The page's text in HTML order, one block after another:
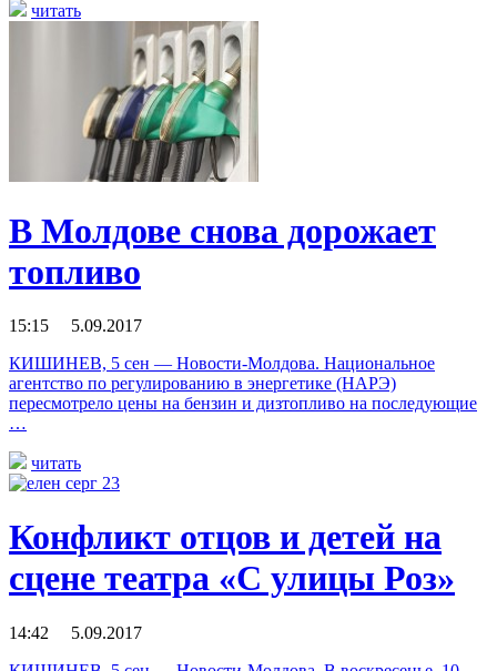
читать
В Молдове снова дорожает
топливо
15:15 5.09.2017
КИШИНЕВ, 5 сен — Новости-Молдова. Национальное
агентство по регулированию в энергетике (НАРЭ)
пересмотрело цены на бензин и дизтопливо на последующие
…
читать
Конфликт отцов и детей на
сцене театра «С улицы Роз»
14:42 5.09.2017